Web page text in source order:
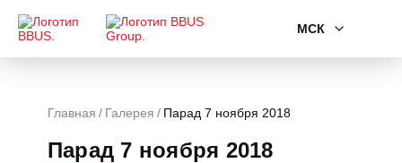
МСК
Главная Галерея Парад 7 ноября 2018
Парад 7 ноября 2018